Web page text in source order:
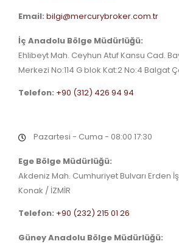
Email: bilgi@mercurybroker.com.tr
İç Anadolu Bölge Müdürlüğü:
Ehlibeyt Mah. Ceyhun Atuf Kansu Cad.
Merkezi No:114 G blok Kat:2 No:4 Balgat
Telefon: +90 (312) 426 94 94
Pazartesi - Cuma - 08:00 17:30
Ege Bölge Müdürlüğü:
Akdeniz Mah. Cumhuriyet Bulvarı Erden
Konak / İZMİR
Telefon: +90 (232) 215 01 26
Güney Anadolu Bölge Müdürlüğü: